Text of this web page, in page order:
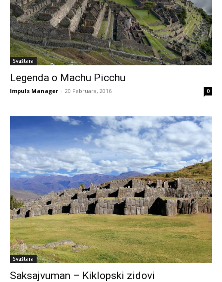
Svaštara
Legenda o Machu Picchu
Impuls Manager - 20 Februara, 2016 0
Svaštara
Saksajvuman – Kiklopski zidovi